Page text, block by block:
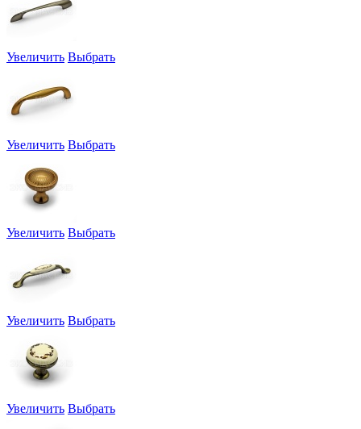
Увеличить Выбрать
Увеличить Выбрать
Увеличить Выбрать
Увеличить Выбрать
Увеличить Выбрать